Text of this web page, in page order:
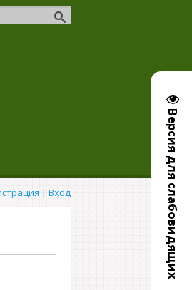
Версия для слабовидящих
| Вход